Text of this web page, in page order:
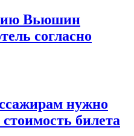
Вьюшин
согласно
нужно
билета